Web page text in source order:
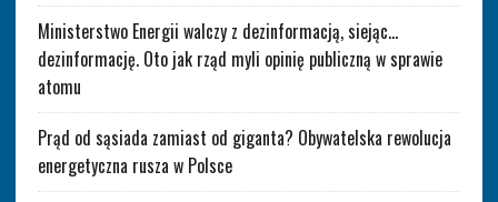
Ministerstwo Energii walczy z dezinformacją, siejąc…
dezinformację. Oto jak rząd myli opinię publiczną w sprawie
atomu
Prąd od sąsiada zamiast od giganta? Obywatelska rewolucja
energetyczna rusza w Polsce